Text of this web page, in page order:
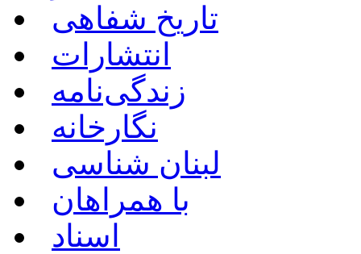
تاریخ شفاهی
انتشارات
زندگی‌نامه
نگارخانه
لبنان شناسی
با همراهان
اسناد